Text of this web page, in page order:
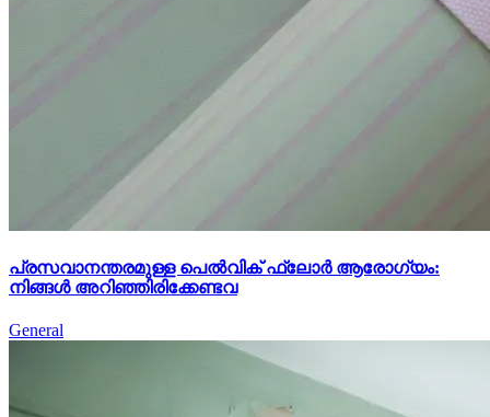
പ്രസവാനന്തരമുള്ള പെൽവിക് ഫ്ലോർ ആരോഗ്യം:
നിങ്ങൾ അറിഞ്ഞിരിക്കേണ്ടവ
General